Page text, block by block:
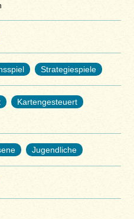
Strategiespiele
Kartengesteuert
Jugendliche